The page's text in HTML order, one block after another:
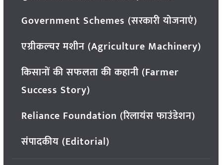
Government Schemes (सरकारी योजनाएं)
एग्रीकल्चर मशीन (Agriculture Machinery)
किसानों की सफलता की कहानी (Farmer
Success Story)
Reliance Foundation (रिलायंस फाउंडेशन)
संपादकीय (Editorial)